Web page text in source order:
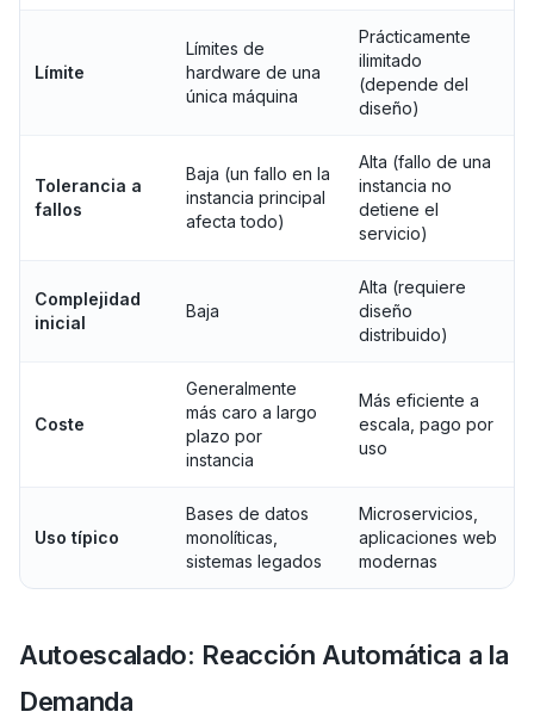
Límite
Límites de
hardware de una
única máquina
Prácticamente
ilimitado
(depende del
diseño)
Tolerancia a
fallos
Baja (un fallo en la
instancia principal
afecta todo)
Alta (fallo de una
instancia no
detiene el
servicio)
Complejidad
inicial
Baja
Alta (requiere
diseño
distribuido)
Coste
Generalmente
más caro a largo
plazo por
instancia
Más eficiente a
escala, pago por
uso
Uso típico
Bases de datos
monolíticas,
sistemas legados
Microservicios,
aplicaciones web
modernas
Autoescalado: Reacción Automática a la
Demanda